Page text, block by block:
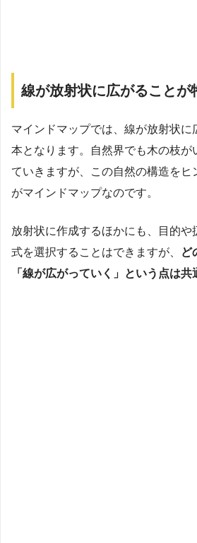
線が放射状に広がることが
マインドマップでは、線が放射状に
本となります。自然界でも木の枝が
ていきますが、この自然の構造をヒ
がマインドマップなのです。
放射状に作成するほかにも、目的や
式を選択することはできますが、
ど
「線が広がっていく」という点は共